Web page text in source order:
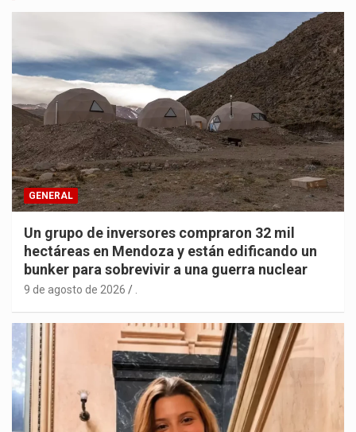
GENERAL
Un grupo de inversores compraron 32 mil
hectáreas en Mendoza y están edificando un
bunker para sobrevivir a una guerra nuclear
9 de agosto de 2026